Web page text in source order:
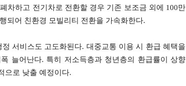
차하고 전기차로 전환할 경우 기존 보조금 외에 100만
되어 친환경 모빌리티 전환을 가속화한다.
서비스도 고도화된다. 대중교통 이용 시 환급 혜택을
늘어난다. 특히 저소득층과 청년층의 환급률이 상향
으로 낮출 예정이다.